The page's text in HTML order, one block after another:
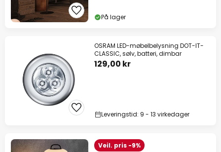
På lager
OSRAM LED-møbelbelysning DOT-IT-
CLASSIC, sølv, batteri, dimbar
129,00 kr
Leveringstid: 9 - 13 virkedager
Veil. pris -9%